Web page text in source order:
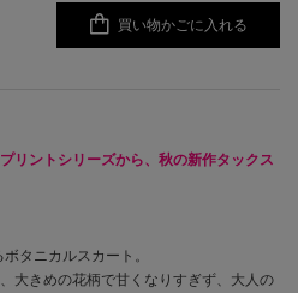
買い物かごに入れる
リントシリーズから、秋の新作タックス
タニカルスカート。
大きめの花柄で甘くなりすぎず、大人の